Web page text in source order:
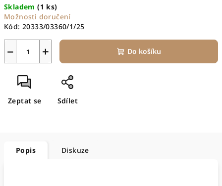
cena:
Skladem(1 ks)
Možnosti doručení
Kód: 20333/03360/1/25
+
− Do košíku
Zeptat se Sdílet
Popis Diskuze